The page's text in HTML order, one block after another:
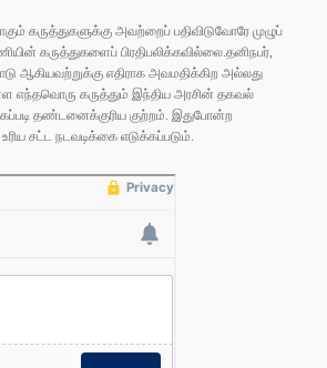
கருத்துகளுக்கு அவற்றைப் பதிவிடுவோரே முழுப்
கருத்துகளைப் பிரதிபலிக்கவில்லை.தனிநபர்,
ஆகியவற்றுக்கு எதிராக அவமதிக்கிற அல்லது
எந்தவொரு கருத்தும் இந்திய அரசின் தகவல்
தண்டனைக்குரிய குற்றம். இதுபோன்ற
உரிய சட்ட நடவடிக்கை எடுக்கப்படும்.